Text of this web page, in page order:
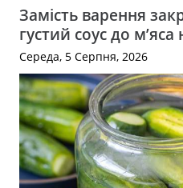
Замість варення
густий соус до
Середа, 5 Серпня, 2026